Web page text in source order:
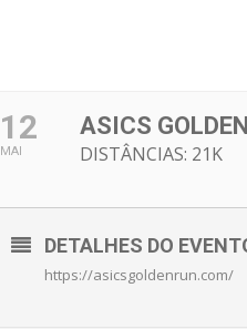
12
MAI
ASICS
DISTÂNCIAS: 21K
DETALHES DO
https://asicsgoldenrun.com/